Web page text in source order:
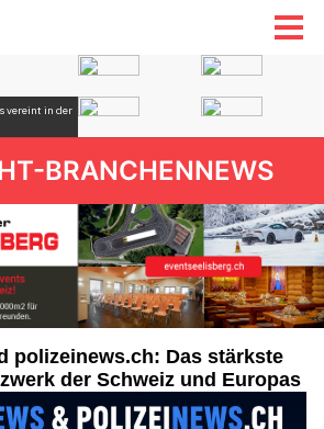
BRANCHENNEWS
polizeinews.ch: Das stärkste
der Schweiz und Europas